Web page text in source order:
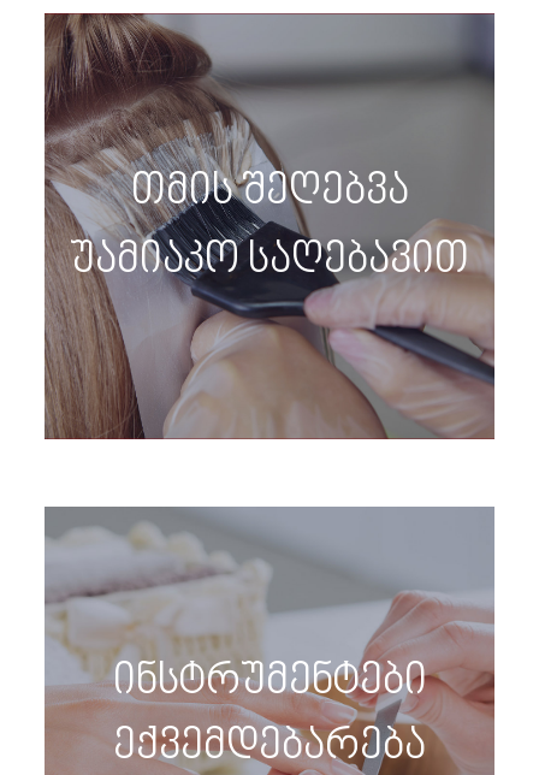
თმის შეღებვა
უამიაკო საღებავით
ინსტრუმენტები
ექვემდებარება